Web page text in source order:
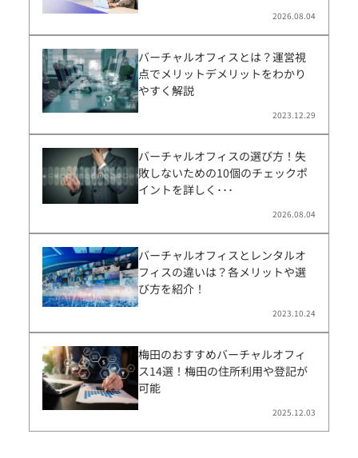
2026.08.04
バーチャルオフィスとは？運営視
点でメリットデメリットをわかり
やすく解説
2023.12.29
バーチャルオフィスの選び方！失
敗しないための10個のチェックポ
イントを詳しく･･･
2026.08.04
バーチャルオフィスとレンタルオ
フィスの違いは？各メリットや選
び方を紹介！
2023.10.24
梅田のおすすめバーチャルオフィ
ス14選！梅田の住所利用や登記が
可能
2025.12.03